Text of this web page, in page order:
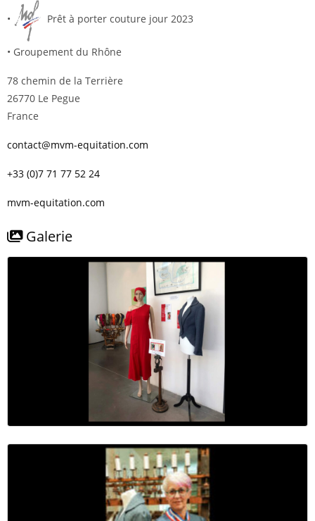
• Prêt à porter couture jour 2023
• Groupement du Rhône
78 chemin de la Terrière
26770 Le Pegue
France
contact@mvm-equitation.com
+33 (0)7 71 77 52 24
mvm-equitation.com
Galerie